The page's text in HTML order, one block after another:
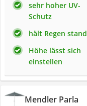
sehr hoher UV-
Schutz
hält Regen stand
Höhe lässt sich
einstellen
Mendler Parla